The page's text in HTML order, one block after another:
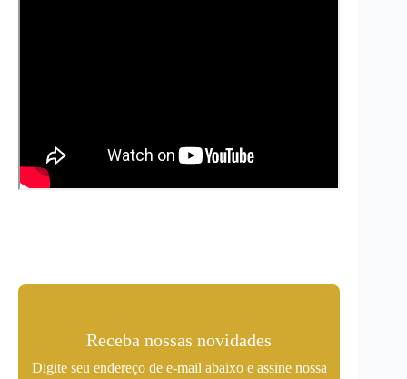
Receba nossas novidades
Digite seu endereço de e-mail abaixo e assine nossa